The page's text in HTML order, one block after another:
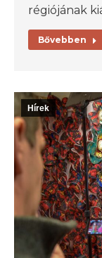
régiójának
Bővebben
Hírek